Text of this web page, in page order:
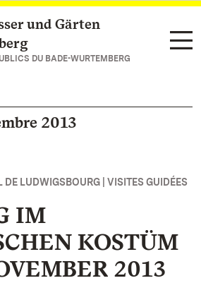
und Gärten
DU BADE-WURTEMBERG
2013
DE LUDWIGSBOURG | VISITES GUIDÉES
IM
KOSTÜM
2013